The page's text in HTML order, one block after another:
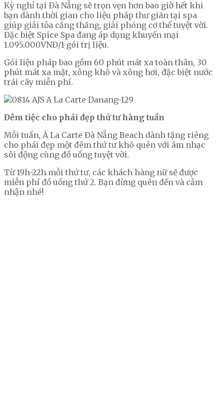
Kỳ nghỉ tại Đà Nẵng sẽ trọn vẹn hơn bao giờ hết khi
bạn dành thời gian cho liệu pháp thư giãn tại spa
giúp giải tỏa căng thăng, giải phóng cơ thể tuyệt vời.
Đặc biệt Spice Spa đang áp dụng khuyến mại
1.095.000VNĐ/1 gói trị liệu.
Gói liệu pháp bao gồm 60 phút mát xa toàn thân, 30
phút mát xa mặt, xông khô và xông hơi, đặc biệt nước
trái cây miễn phí.
Đêm tiệc cho phái đẹp thứ tư hàng tuần
Mỗi tuần, À La Carte Đà Nẵng Beach dành tặng riêng
cho phái đẹp một đêm thứ tư khó quên với âm nhạc
sôi động cùng đồ uống tuyệt vời.
Từ 19h-22h mỗi thứ tư, các khách hàng nữ sẽ được
miễn phí đồ uống thứ 2. Bạn đừng quên đến và cảm
nhận nhé!